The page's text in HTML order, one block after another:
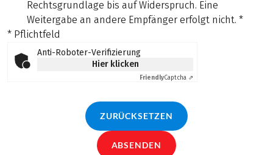
Rechtsgrundlage bis auf Widerspruch. Eine
Weitergabe an andere Empfänger erfolgt nicht. *
* Pflichtfeld
Anti-Roboter-Verifizierung
Hier klicken
FriendlyCaptcha ⇗
ZURÜCKSETZEN
ABSENDEN